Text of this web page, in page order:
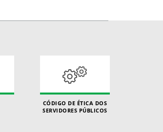
CÓDIGO DE ÉTICA DOS
SERVIDORES PÚBLICOS